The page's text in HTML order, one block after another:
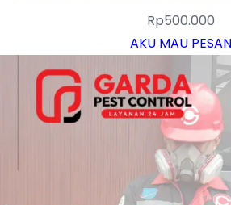
Rp500.000
AKU MAU PESAN